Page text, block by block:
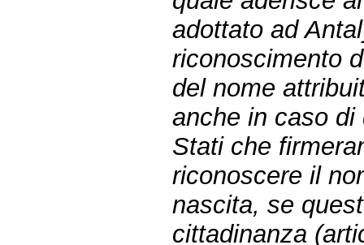
adottato ad
riconoscimento
del nome
anche in caso
Stati che
riconoscere il
nascita, se
cittadinanza